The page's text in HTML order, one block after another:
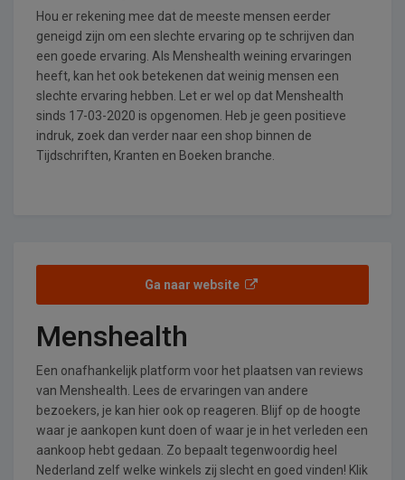
Hou er rekening mee dat de meeste mensen eerder
geneigd zijn om een slechte ervaring op te schrijven dan
een goede ervaring. Als Menshealth weining ervaringen
heeft, kan het ook betekenen dat weinig mensen een
slechte ervaring hebben. Let er wel op dat Menshealth
sinds 17-03-2020 is opgenomen. Heb je geen positieve
indruk, zoek dan verder naar een shop binnen de
Tijdschriften, Kranten en Boeken branche.
Ga naar website
Menshealth
Een onafhankelijk platform voor het plaatsen van reviews
van Menshealth. Lees de ervaringen van andere
bezoekers, je kan hier ook op reageren. Blijf op de hoogte
waar je aankopen kunt doen of waar je in het verleden een
aankoop hebt gedaan. Zo bepaalt tegenwoordig heel
Nederland zelf welke winkels zij slecht en goed vinden! Klik